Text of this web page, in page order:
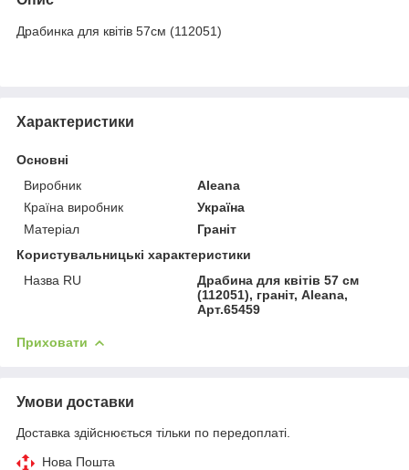
Драбинка для квітів 57см (112051)
Характеристики
Основні
Виробник
Aleana
Країна виробник
Україна
Матеріал
Граніт
Користувальницькі характеристики
Назва RU
Драбина для квітів 57 см
(112051), граніт, Aleana,
Арт.65459
Приховати
Умови доставки
Доставка здійснюється тільки по передоплаті.
Нова Пошта